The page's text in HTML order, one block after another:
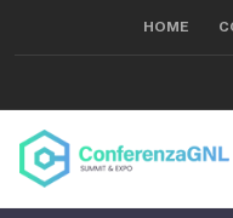
HOME